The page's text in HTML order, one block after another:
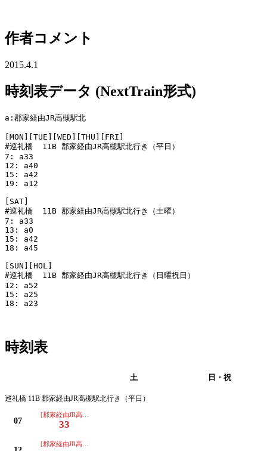
作者コメント
2015.4.1
時刻表データ (NextTrain形式)
a:郡家経由JR高槻駅北
[MON][TUE][WED][THU][FRI]
#巡礼橋  11B 郡家経由JR高槻駅北行き（平日）
7: a33
12: a40
15: a42
19: a12
[SAT]
#巡礼橋  11B 郡家経由JR高槻駅北行き（土曜）
7: a33
13: a0
15: a42
18: a45
[SUN][HOL]
#巡礼橋  11B 郡家経由JR高槻駅北行き（日曜祝日）
12: a52
15: a25
18: a23
時刻表
土 日・祝
巡礼橋 11B 郡家経由JR高槻駅北行き（平日）
07
[郡家経由JR高槻駅北]
33
[郡家経由JR高槻駅北]